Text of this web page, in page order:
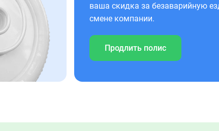
ваша скидка за безаварийную
смене компании.
Продлить полис